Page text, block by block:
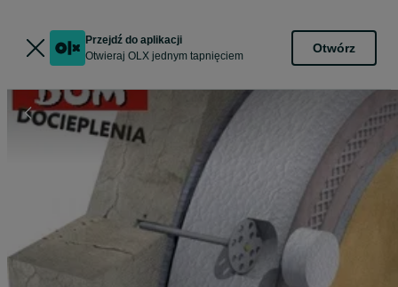
Przejdź do aplikacji
Otwieraj OLX jednym tapnięciem
Otwórz